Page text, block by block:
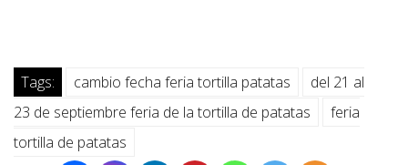
Tags: cambio fecha feria tortilla patatas
del 21 al
23 de septiembre feria de la tortilla de patatas
feria
tortilla de patatas